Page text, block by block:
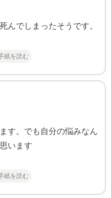
んでしまったそうです。
紙を読む
す。でも自分の悩みなん
います
紙を読む